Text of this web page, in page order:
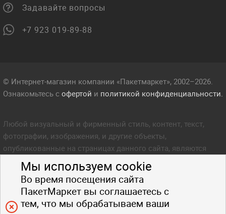
Мы используем cookie
Во время посещения сайта
ПакетМаркет вы соглашаетесь с
тем, что мы обрабатываем ваши
Задавайте вопросы
+7 923 019-89-88
© Интернет-магазин компании «Пакетмаркет», 2002–2026.
Ознакомьтесь с офертой и политикой конфиденциальности.
Любой визуальный и фирменный стиль, контент, текст,
фотографии, изображения, и другие объекты,
опубликованные на страницах данного сайта, являются
объектом прав интеллектуальной собственности компании
Пакетмаркет. Любое копирование стиля, контента, текста,
фотографий, изображений и других объектов данного сайта
запрещено.